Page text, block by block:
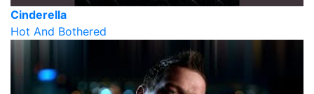
Cinderella
Hot And Bothered